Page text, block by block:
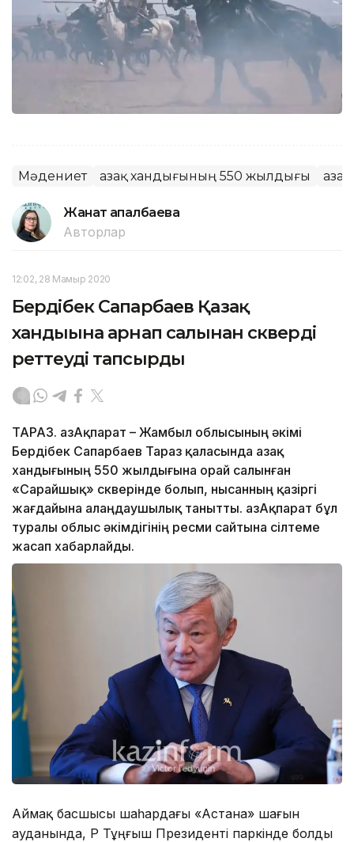
Мәдениет Қазақ хандығының 550 жылдығы
Жанат Қапалбаева
Авторлар
12:02, 28 Мамыр 2020
Бердібек Сапарбаев Қазақ
хандығына арнап салынған скверді
реттеуді тапсырды
ТАРАЗ. ҚазАқпарат – Жамбыл облысының әкімі
Бердібек Сапарбаев Тараз қаласында Қазақ
хандығының 550 жылдығына орай салынған
«Сарайшық» скверінде болып, нысанның қазіргі
жағдайына алаңдаушылық танытты. ҚазАқпарат бұл
туралы облыс әкімдігінің ресми сайтына сілтеме
жасап хабарлайды.
Аймақ басшысы шаһардағы «Астана» шағын
ауданында, ҚР Тұңғыш Президенті паркінде болды